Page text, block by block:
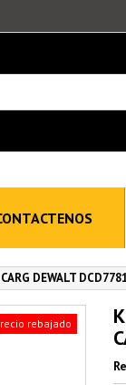
DEWALT
rebajado